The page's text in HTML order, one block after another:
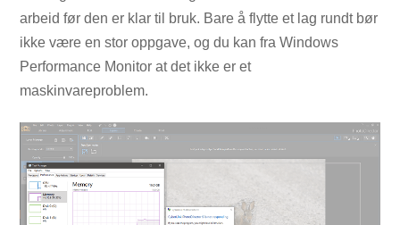
arbeid før den er klar til bruk. Bare å flytte et lag rundt bør
ikke være en stor oppgave, og du kan fra Windows
Performance Monitor at det ikke er et
maskinvareproblem.